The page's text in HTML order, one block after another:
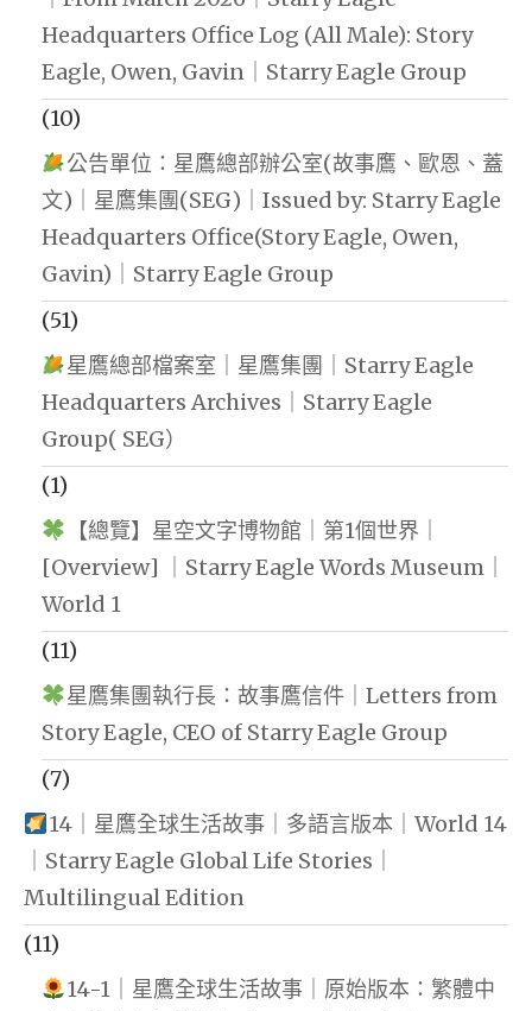
Headquarters Office Log (All Male): Story
Eagle, Owen, Gavin｜Starry Eagle Group
(10)
公告單位：星鷹總部辦公室(故事鷹、歐恩、蓋
文)｜星鷹集團(SEG)｜Issued by: Starry Eagle
Headquarters Office(Story Eagle, Owen,
Gavin)｜Starry Eagle Group
(51)
星鷹總部檔案室｜星鷹集團｜Starry Eagle
Headquarters Archives｜Starry Eagle
Group( SEG）
(1)
【總覽】星空文字博物館｜第1個世界｜
[Overview] ｜Starry Eagle Words Museum｜
World 1
(11)
星鷹集團執行長：故事鷹信件｜Letters from
Story Eagle, CEO of Starry Eagle Group
(7)
14｜星鷹全球生活故事｜多語言版本｜World 14
｜Starry Eagle Global Life Stories｜
Multilingual Edition
(11)
14-1｜星鷹全球生活故事｜原始版本：繁體中